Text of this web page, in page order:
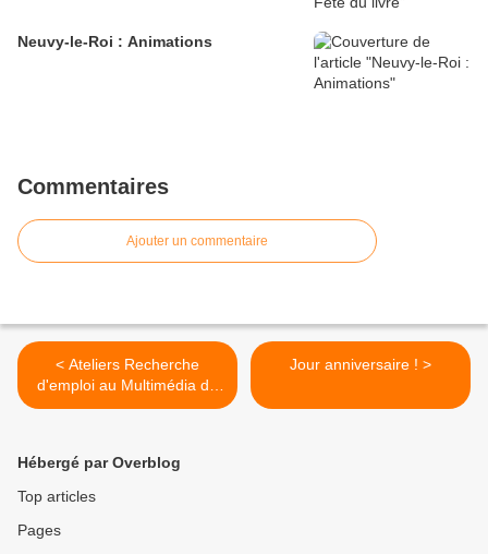
Neuvy-le-Roi : Animations
Commentaires
Ajouter un commentaire
< Ateliers Recherche
d'emploi au Multimédia de
Saint-Paterne-Racan
Jour anniversaire ! >
Hébergé par Overblog
Top articles
Pages